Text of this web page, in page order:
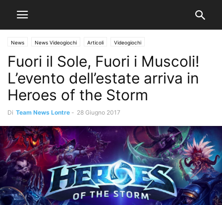
News News Videogiochi Articoli Videogiochi
Fuori il Sole, Fuori i Muscoli!
L’evento dell’estate arriva in
Heroes of the Storm
Di Team News Lontre - 28 Giugno 2017